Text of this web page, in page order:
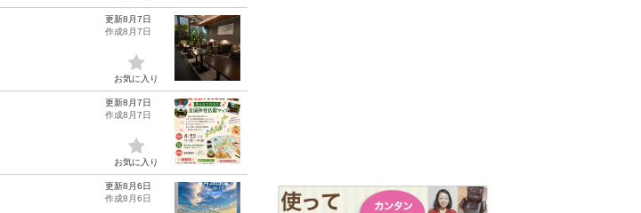
更新8月7日
作成8月7日
お気に入り
更新8月7日
作成8月7日
お気に入り
更新8月6日
作成8月6日